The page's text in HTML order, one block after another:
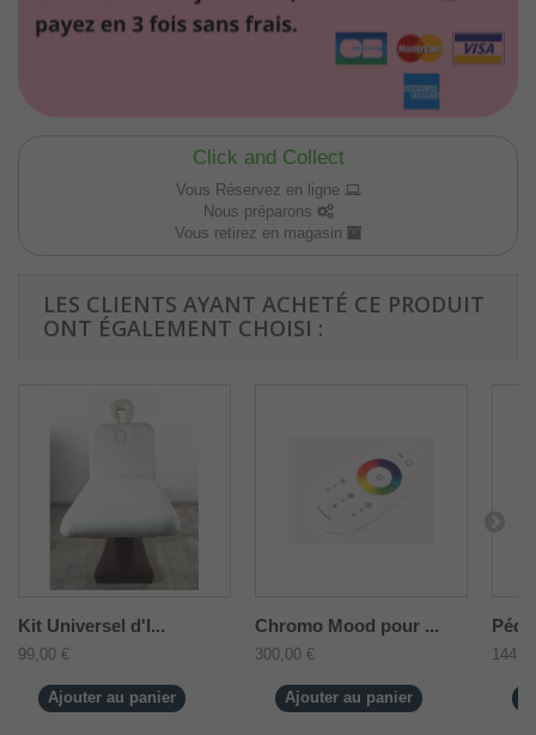
Click and Collect
Vous Réservez en ligne
Nous préparons
Vous retirez en magasin
LES CLIENTS AYANT ACHETÉ CE PRODUIT
ONT ÉGALEMENT CHOISI :
Kit Universel d'I...
99,00 €
Ajouter au panier
Chromo Mood pour ...
300,00 €
Ajouter au panier